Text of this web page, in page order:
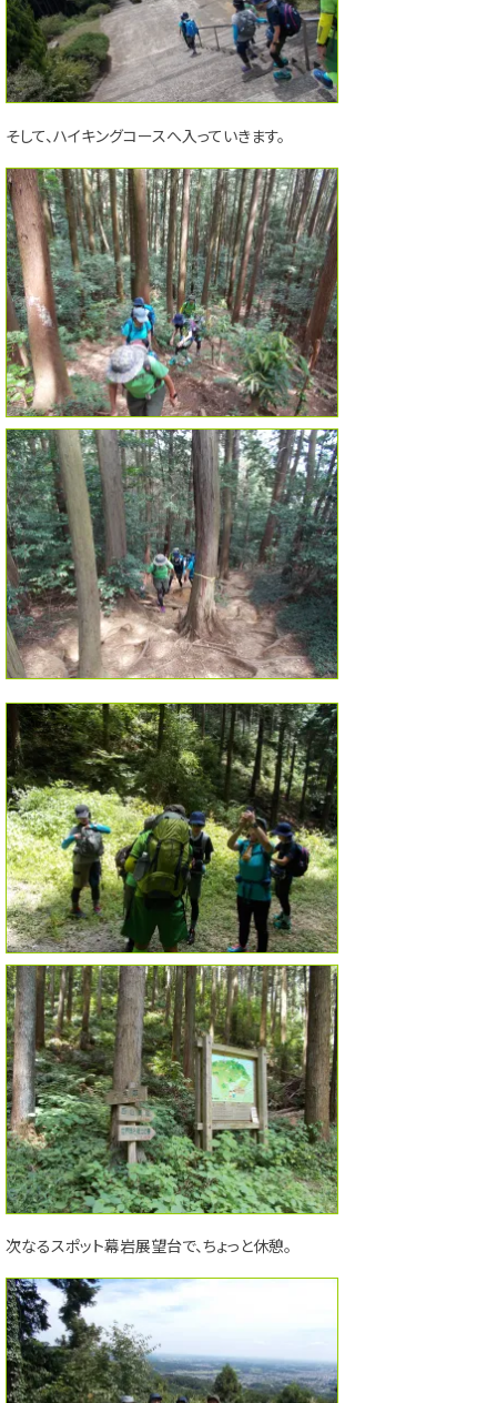
そして、ハイキングコースへ入っていきます。
次なるスポット幕岩展望台で、ちょっと休憩。